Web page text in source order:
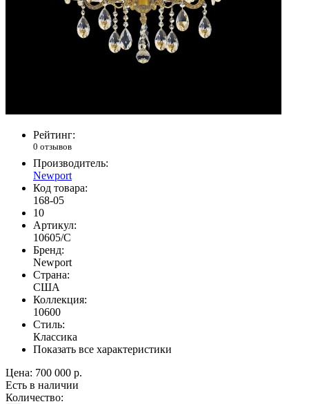
Рейтинг:
0 отзывов
Производитель:
Newport
Код товара:
168-05
10
Артикул:
10605/C
Бренд:
Newport
Страна:
США
Коллекция:
10600
Стиль:
Классика
Показать все характеристики
Цена: 700 000 р.
Есть в наличии
Количество: